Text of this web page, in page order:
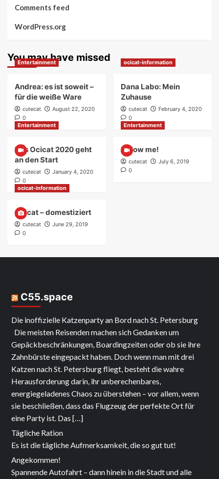
Comments feed
WordPress.org
You may have missed
Entertainment
Andrea: es ist soweit –
für die weiße Ware
cutecat
August 22, 2020
0
ocicat-information
Dana Labo: Mein
Zuhause
cutecat
February 4, 2020
0
Entertainment
Das Ocicat 2020 geht
an den Start
cutecat
January 4, 2020
0
Entertainment
Follow me!
cutecat
July 6, 2019
0
ocicat-information
Ocicat – domestiziert
cutecat
June 29, 2019
0
C55.space
Die inoffizielle Katzenparty an Bord nach St. Petersburg
Die meisten Reisenden machen sich Gedanken um
Gepäckbeschränkungen, Boardingzeiten oder ob sie ihre
Zahnbürste eingepackt haben. Doch wenn man mit drei
Katzen nach St. Petersburg fliegt, besteht die wahre
Herausforderung darin, ihr unberechenbares,
energiegeladenes Chaos zu überstehen – vor allem, wenn
sie beschließen, dass das Flugzeug der perfekte Ort für
eine Party ist. Das […]
Tägliche Ration
Es ist die tägliche Aufmerksamkeit, die so gut tut!
Angekommen!
Spannende Autofahrt – dann hinein in die Stadt und alle